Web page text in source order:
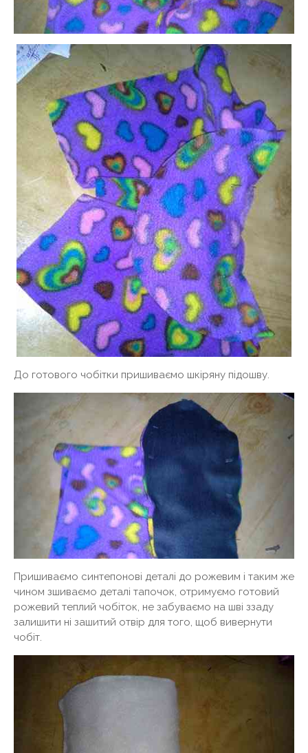
До готового чобітки пришиваємо шкіряну підошву.
Пришиваємо синтепонові деталі до рожевим і таким же
чином зшиваємо деталі тапочок, отримуємо готовий
рожевий теплий чобіток, не забуваємо на шві ззаду
залишити ні зашитий отвір для того, щоб вивернути
чобіт.